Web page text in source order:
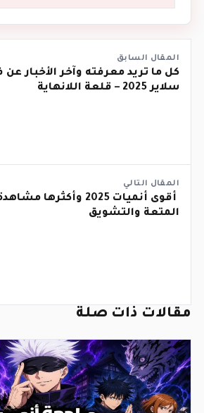
المقال السابق
كل ما تريد معرفته وآخر الأخبار عن
سلاير 2025 – قلعة اللانهاية
المقال التالي
أقوى أنميات 2025
المتعة والتشويق
مقالات ذات صلة